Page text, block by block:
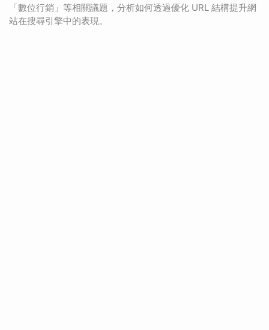
「數位行銷」等相關議題，分析如何透過優化 URL 結構提升網
站在搜尋引擎中的表現。